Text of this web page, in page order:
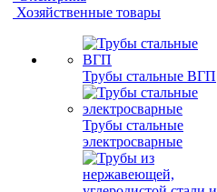
Хозяйственные товары
Трубы стальные ВГП
Трубы стальные
электросварные